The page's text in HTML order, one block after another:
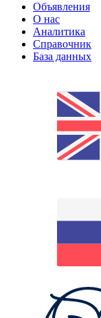
Объявления
О нас
Аналитика
Справочник
База данных